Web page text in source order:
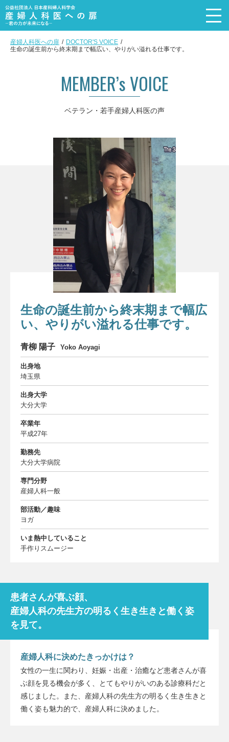
トップページ
メッセージ
産婦人科を選ぶ理由
産婦人科医の4職種+α
産婦人科医の声
産婦人科医の実態
委員会について
お問い合わせ
Contact
ダウンロード
THANKS
THANKS
サイトマップ
Site map
産婦人科医への扉
DOCTOR'S VOICE
生命の誕生前から終末期まで幅広い、やりがい溢れる仕事です。
MEMBER’s VOICE
ベテラン・若手産婦人科医の声
生命の誕生前から終末期まで幅広
い、やりがい溢れる仕事です。
青柳 陽子 Yoko Aoyagi
出身地
埼玉県
出身大学
大分大学
卒業年
平成27年
勤務先
大分大学病院
専門分野
産婦人科一般
部活動／趣味
ヨガ
いま熱中していること
手作りスムージー
患者さんが喜ぶ顔、
産婦人科の先生方の明るく生き生きと働く姿
を見て。
産婦人科に決めたきっかけは？
女性の一生に関わり、妊娠・出産・治癒など患者さんが喜
ぶ顔を見る機会が多く、とてもやりがいのある診療科だと
感じました。また、産婦人科の先生方の明るく生き生きと
働く姿も魅力的で、産婦人科に決めました。